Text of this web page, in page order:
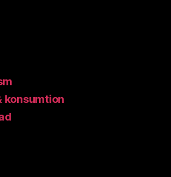
konsumtion